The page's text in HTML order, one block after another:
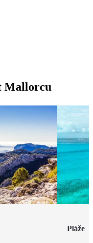
Mallorcu
Pláže